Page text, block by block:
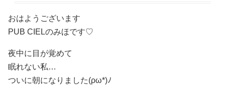
おはようございます
PUB CIELのみほです♡
夜中に目が覚めて
眠れない私…
ついに朝になりました(ρω*)ﾉ